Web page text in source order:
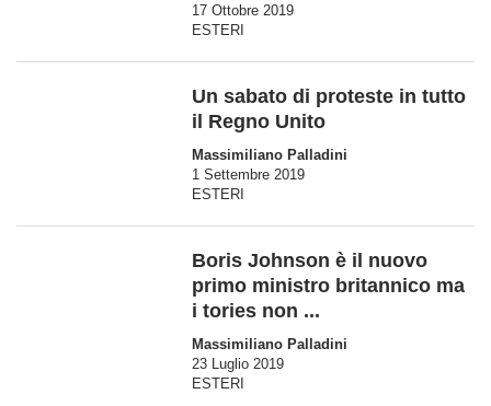
17 Ottobre 2019
ESTERI
Un sabato di proteste in tutto
il Regno Unito
Massimiliano Palladini
1 Settembre 2019
ESTERI
Boris Johnson è il nuovo
primo ministro britannico ma
i tories non ...
Massimiliano Palladini
23 Luglio 2019
ESTERI